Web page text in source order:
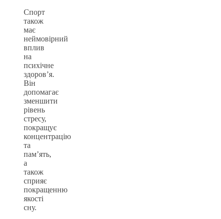
Спорт
також
має
неймовірний
вплив
на
психічне
здоров’я.
Він
допомагає
зменшити
рівень
стресу,
покращує
концентрацію
та
пам’ять,
а
також
сприяє
покращенню
якості
сну.